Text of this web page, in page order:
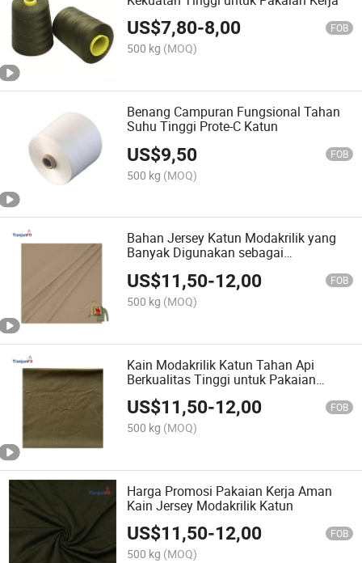
US$7,80-8,00 FOB
500 kg (MOQ)
Benang Campuran Fungsional Tahan
Suhu Tinggi Prote-C Katun
US$9,50 FOB
500 kg (MOQ)
Bahan Jersey Katun Modakrilik yang
Banyak Digunakan sebagai
Penghambat Api 75% 25%
US$11,50-12,00 FOB
500 kg (MOQ)
Kain Modakrilik Katun Tahan Api
Berkualitas Tinggi untuk Pakaian
Keselamatan
US$11,50-12,00 FOB
500 kg (MOQ)
Harga Promosi Pakaian Kerja Aman
Kain Jersey Modakrilik Katun
US$11,50-12,00 FOB
500 kg (MOQ)